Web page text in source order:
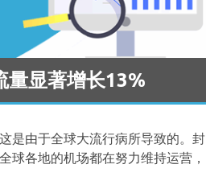
量显著增长13%
是由于全球大流行病所导致的。封
球各地的机场都在努力维持运营，